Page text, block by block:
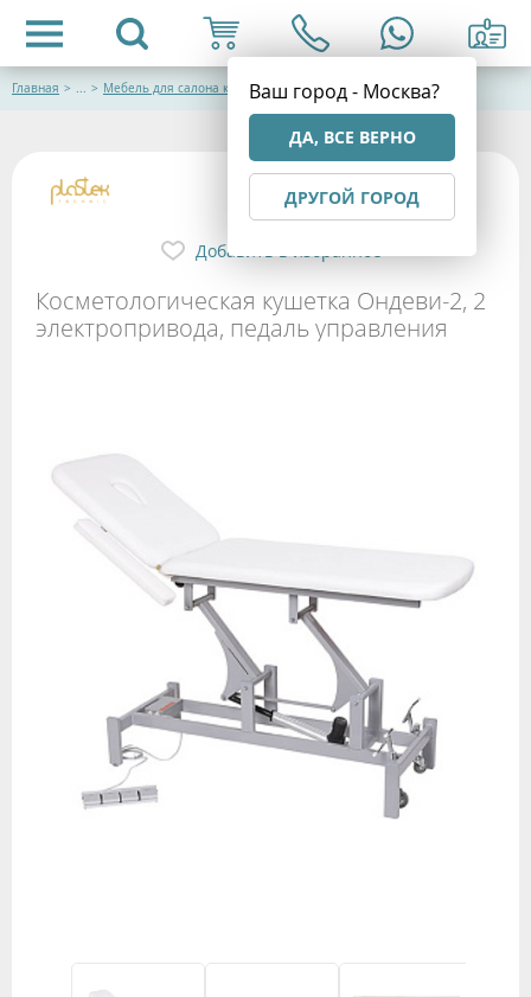
Ваш город - Москва?
ДА, ВСЕ ВЕРНО
ДРУГОЙ ГОРОД
Главная > ... > Мебель для салона красоты
Косметологическая кушетка Ондеви-2, 2
электропривода, педаль управления
Добавить в избранное